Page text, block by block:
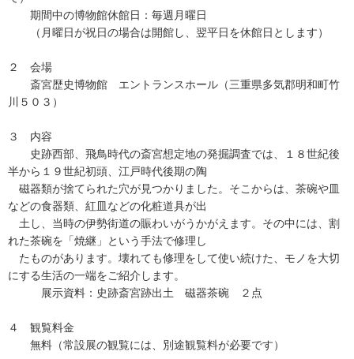
期間中の博物館休館日：毎週月曜日
（月曜日が祝日の場合は開館し、翌平日を休館日とします）
２ 会場
斎宮歴史博物館 エントランスホール（三重県多気郡明和町竹
川５０３）
３ 内容
史跡西部、飛鳥時代の斎宮想定地の発掘調査では、１８世紀後
半から１９世紀初頭、江戸時代後期の陶
磁器類が捨てられた穴が見つかりました。そこからは、茶碗や皿
などの食器類、紅皿などの化粧道具が出
土し、当時の伊勢街道の賑わいがうかがえます。その中には、割
れた茶碗を「焼継」という手法で修理し
たものがあります。壊れても修理をして使い続けた、モノを大切
にする生活の一端をご紹介します。
展示資料：史跡斎宮跡出土 磁器茶碗 ２点
４ 観覧料金
無料（常設展の観覧には、別途観覧料が必要です）